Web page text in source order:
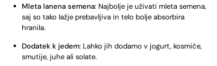
Mleta lanena semena: Najbolje je uživati mleta semena,
saj so tako lažje prebavljiva in telo bolje absorbira
hranila.
Dodatek k jedem: Lahko jih dodamo v jogurt, kosmiče,
smutije, juhe ali solate.